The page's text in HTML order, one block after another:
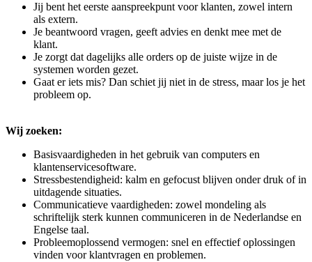
Jij bent het eerste aanspreekpunt voor klanten, zowel intern
als extern.
Je beantwoord vragen, geeft advies en denkt mee met de
klant.
Je zorgt dat dagelijks alle orders op de juiste wijze in de
systemen worden gezet.
Gaat er iets mis? Dan schiet jij niet in de stress, maar los je het
probleem op.
Wij zoeken:
Basisvaardigheden in het gebruik van computers en
klantenservicesoftware.
Stressbestendigheid: kalm en gefocust blijven onder druk of in
uitdagende situaties.
Communicatieve vaardigheden: zowel mondeling als
schriftelijk sterk kunnen communiceren in de Nederlandse en
Engelse taal.
Probleemoplossend vermogen: snel en effectief oplossingen
vinden voor klantvragen en problemen.